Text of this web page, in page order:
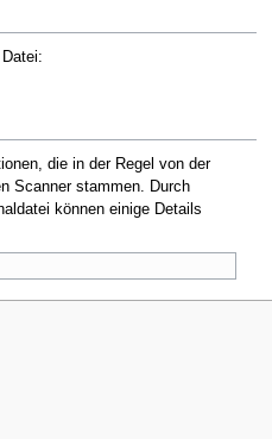
die in der Regel von der
Scanner stammen. Durch
können einige Details